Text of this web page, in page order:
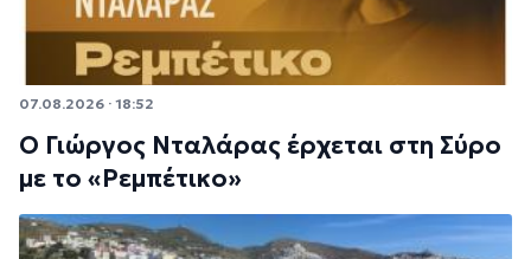
07.08.2026 · 18:52
Ο Γιώργος Νταλάρας έρχεται στη Σύρο
με το «Ρεμπέτικο»